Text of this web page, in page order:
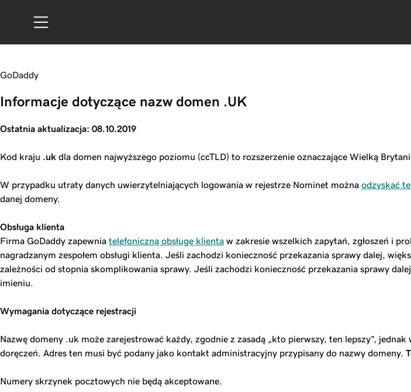
GoDaddy
Informacje dotyczące nazw domen .UK
Ostatnia aktualizacja: 08.10.2019
Kod kraju .uk dla domen najwyższego poziomu (ccTLD) to rozszerzenie oznaczające Wielką
W przypadku utraty danych uwierzytelniających logowania w rejestrze Nominet można odzyskać
danej domeny.
Obsługa klienta
Firma GoDaddy zapewnia telefoniczną obsługę klienta w zakresie wszelkich zapytań, zgłoszeń i
nagradzanym zespołem obsługi klienta. Jeśli zachodzi konieczność przekazania sprawy dalej,
zależności od stopnia skomplikowania sprawy. Jeśli zachodzi konieczność przekazania sprawy
imieniu.
Wymagania dotyczące rejestracji
Nazwę domeny .uk może zarejestrować każdy, zgodnie z zasadą „kto pierwszy, ten lepszy”,
doręczeń. Adres ten musi być podany jako kontakt administracyjny przypisany do nazwy domeny.
Numery skrzynek pocztowych nie będą akceptowane.